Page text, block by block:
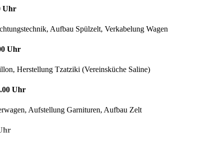
Uhr
Aufbau Spülzelt, Verkabelung Wagen
Uhr
Herstellung Tzatziki (Vereinsküche Saline)
Uhr
Aufstellung Garnituren, Aufbau Zelt